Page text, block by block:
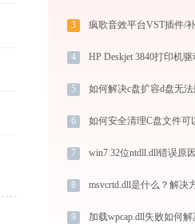
3
4
5 如何解决c盘扩容d盘无
6 如何安全清理C盘文件可
7
8 msvcrtd.dll是什么？解决
9 加载wpcap.dll失败如何解